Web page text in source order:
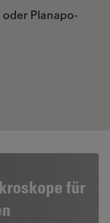
Planapo-
für